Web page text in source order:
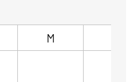
M